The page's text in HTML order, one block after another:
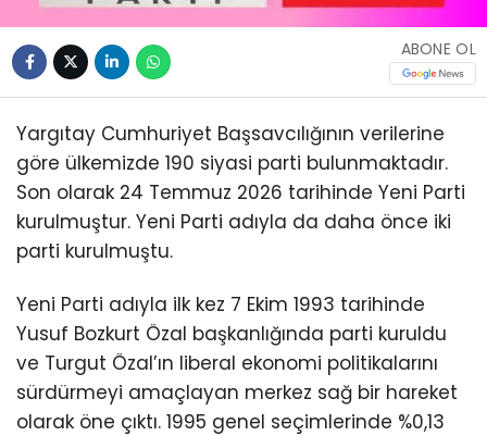
ABONE OL
Yargıtay Cumhuriyet Başsavcılığının verilerine
göre ülkemizde 190 siyasi parti bulunmaktadır.
Son olarak 24 Temmuz 2026 tarihinde Yeni Parti
kurulmuştur. Yeni Parti adıyla da daha önce iki
parti kurulmuştu.
Yeni Parti adıyla ilk kez 7 Ekim 1993 tarihinde
Yusuf Bozkurt Özal başkanlığında parti kuruldu
ve Turgut Özal’ın liberal ekonomi politikalarını
sürdürmeyi amaçlayan merkez sağ bir hareket
olarak öne çıktı. 1995 genel seçimlerinde %0,13